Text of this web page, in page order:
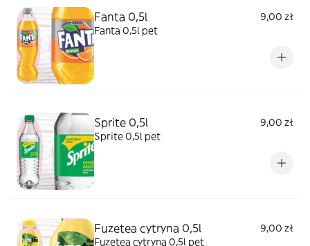
Fanta 0,5l
9,00 zł
Fanta 0,5l pet
Sprite 0,5l
9,00 zł
Sprite 0,5l pet
Fuzetea cytryna 0,5l
9,00 zł
Fuzetea cytryna 0,5l pet